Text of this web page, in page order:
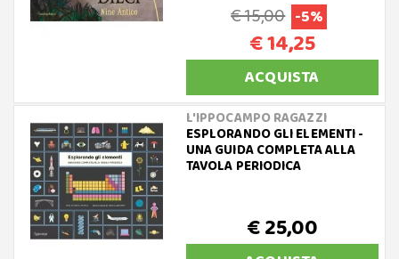
€ 15,00 -5%
€ 14,25
ACQUISTA
L'IPPOCAMPO RAGAZZI
ESPLORANDO GLI ELEMENTI -
UNA GUIDA COMPLETA ALLA
TAVOLA PERIODICA
€ 25,00